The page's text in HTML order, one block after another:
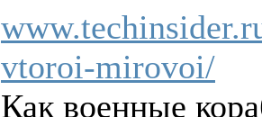
vtoroi-mirovoi/
Как военные